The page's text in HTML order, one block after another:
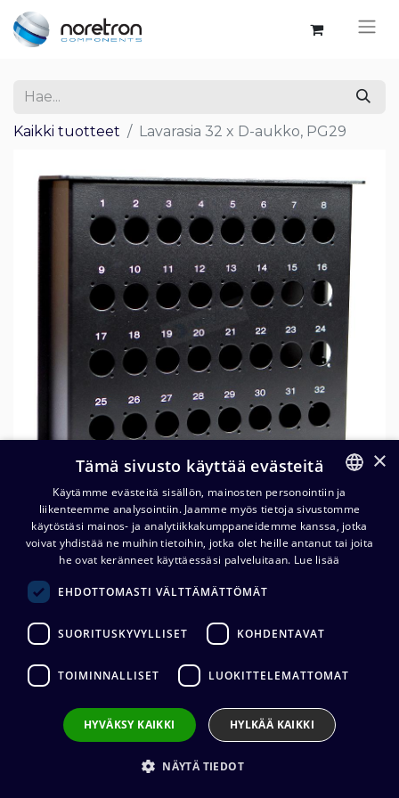
Kaikki tuotteet Lavarasia 32 x D-aukko, PG29
Lavarasia 32 x D-aukko, PG29
70,97
Lisää ostoskoriin
Lisää toivelistalle
Lähetä sähköpostilla
FINNISH
ENGLISH
×
Tämä sivusto käyttää evästeitä
Käytämme evästeitä sisällön, mainosten personointiin ja
liikenteemme analysointiin. Jaamme myös tietoja sivustomme
käytöstäsi mainos- ja analytiikkakumppaneidemme kanssa, jotka
voivat yhdistää ne muihin tietoihin, jotka olet heille antanut tai joita
he ovat keränneet käyttäessäsi palveluitaan. Lue lisää
EHDOTTOMASTI VÄLTTÄMÄTTÖMÄT
SUORITUSKYVYLLISET KOHDENTAVAT
TOIMINNALLISET LUOKITTELEMATTOMAT
HYVÄKSY KAIKKI HYLKÄÄ KAIKKI
NÄYTÄ TIEDOT